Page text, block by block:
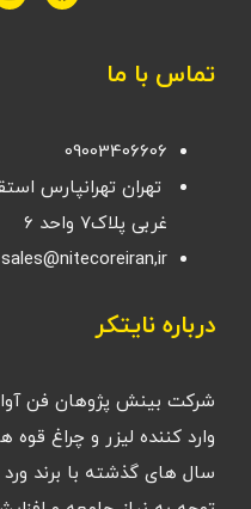
تماس با ما
09003406606
غربی پلاک۷ واحد ۶
sales@nitecoreiran,ir
درباره نایتکر
شرکت بینش پژوهان فن
وارد کننده لیزر و چراغ
سال های گذشته با برند